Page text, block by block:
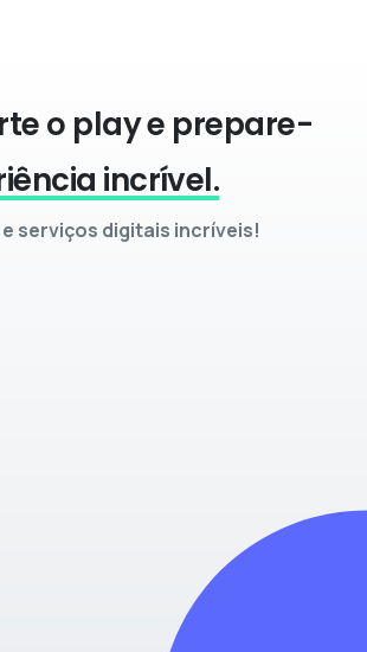
o play e prepare-
incrível.
serviços digitais incríveis!